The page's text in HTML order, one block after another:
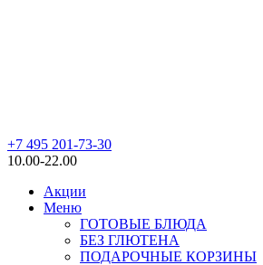
+7 495 201-73-30
10.00-22.00
Акции
Меню
ГОТОВЫЕ БЛЮДА
БЕЗ ГЛЮТЕНА
ПОДАРОЧНЫЕ КОРЗИНЫ